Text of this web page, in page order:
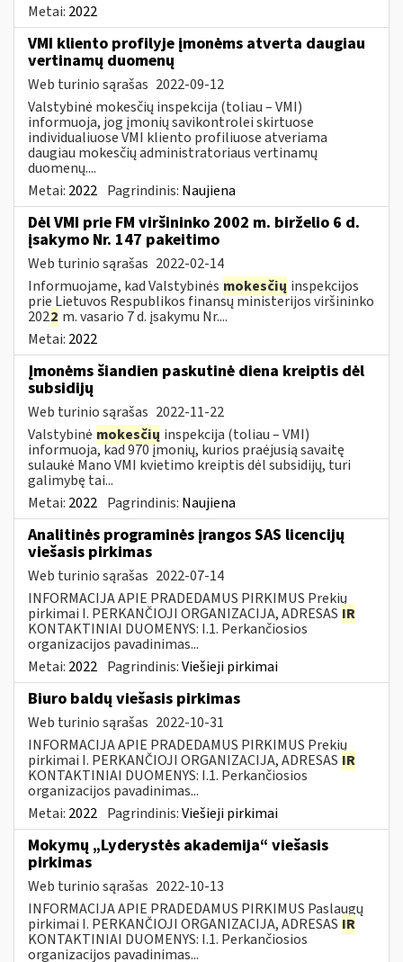
Metai: 2022
VMI kliento profilyje įmonėms atverta daugiau
vertinamų duomenų
Web turinio sąrašas 2022-09-12
Valstybinė mokesčių inspekcija (toliau – VMI)
informuoja, jog įmonių savikontrolei skirtuose
individualiuose VMI kliento profiliuose atveriama
daugiau mokesčių administratoriaus vertinamų
duomenų....
Metai: 2022 Pagrindinis: Naujiena
Dėl VMI prie FM viršininko 2002 m. birželio 6 d.
įsakymo Nr. 147 pakeitimo
Web turinio sąrašas 2022-02-14
Informuojame, kad Valstybinės mokesčių inspekcijos
prie Lietuvos Respublikos finansų ministerijos viršininko
2022 m. vasario 7 d. įsakymu Nr....
Metai: 2022
Įmonėms šiandien paskutinė diena kreiptis dėl
subsidijų
Web turinio sąrašas 2022-11-22
Valstybinė mokesčių inspekcija (toliau – VMI)
informuoja, kad 970 įmonių, kurios praėjusią savaitę
sulaukė Mano VMI kvietimo kreiptis dėl subsidijų, turi
galimybę tai...
Metai: 2022 Pagrindinis: Naujiena
Analitinės programinės įrangos SAS licencijų
viešasis pirkimas
Web turinio sąrašas 2022-07-14
INFORMACIJA APIE PRADEDAMUS PIRKIMUS Prekių
pirkimai I. PERKANČIOJI ORGANIZACIJA, ADRESAS IR
KONTAKTINIAI DUOMENYS: I.1. Perkančiosios
organizacijos pavadinimas...
Metai: 2022 Pagrindinis:Viešieji pirkimai
Biuro baldų viešasis pirkimas
Web turinio sąrašas 2022-10-31
INFORMACIJA APIE PRADEDAMUS PIRKIMUS Prekių
pirkimai I. PERKANČIOJI ORGANIZACIJA, ADRESAS IR
KONTAKTINIAI DUOMENYS: I.1. Perkančiosios
organizacijos pavadinimas...
Metai: 2022 Pagrindinis:Viešieji pirkimai
Mokymų „Lyderystės akademija“ viešasis
pirkimas
Web turinio sąrašas 2022-10-13
INFORMACIJA APIE PRADEDAMUS PIRKIMUS Paslaugų
pirkimai I. PERKANČIOJI ORGANIZACIJA, ADRESAS IR
KONTAKTINIAI DUOMENYS: I.1. Perkančiosios
organizacijos pavadinimas...